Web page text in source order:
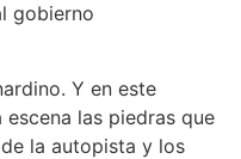
gobierno
Y en este
las piedras que
la autopista y los